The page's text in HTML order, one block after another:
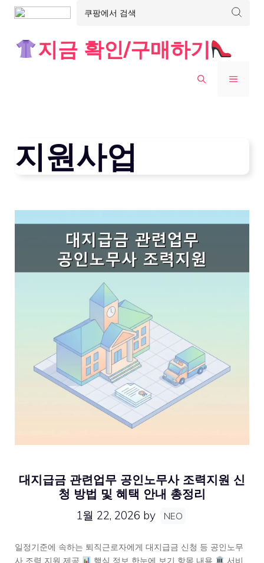
지금 확인/구매하기
MENU
지원사업
대지급금 관련업무 공인노무사 조력지원 신
청 방법 및 혜택 안내 총정리
1월 22, 2026 by NEO
일정기준에 속하는 퇴직근로자에게 대지급금 신청 등 공인노무
사 조력 지원 제공
핵심 정보 한눈에 보기 항목 내용
서비